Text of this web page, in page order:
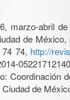
marzo-abril
de
74, http://
de